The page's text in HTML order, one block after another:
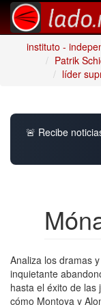
instituto -
Patrik
líder
🚨 Recibe
Analiza los dramas
inquietante
hasta el éxito de las
cómo Montoya y